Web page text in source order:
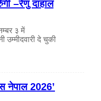
–रेणु दाहाल
३ में
दे चुकी
नेपाल 2026’